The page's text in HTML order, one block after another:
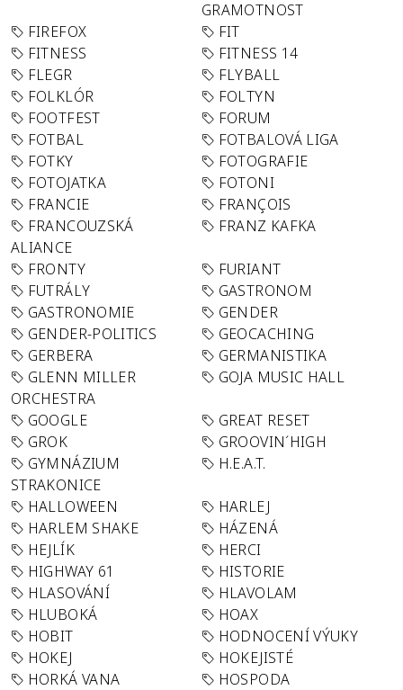
GRAMOTNOST
FIREFOX
FIT
FITNESS
FITNESS 14
FLEGR
FLYBALL
FOLKLÓR
FOLTYN
FOOTFEST
FORUM
FOTBAL
FOTBALOVÁ LIGA
FOTKY
FOTOGRAFIE
FOTOJATKA
FOTONI
FRANCIE
FRANÇOIS
FRANCOUZSKÁ
ALIANCE
FRANZ KAFKA
FRONTY
FURIANT
FUTRÁLY
GASTRONOM
GASTRONOMIE
GENDER
GENDER-POLITICS
GEOCACHING
GERBERA
GERMANISTIKA
GLENN MILLER
ORCHESTRA
GOJA MUSIC HALL
GOOGLE
GREAT RESET
GROK
GROOVIN´HIGH
GYMNÁZIUM
STRAKONICE
H.E.A.T.
HALLOWEEN
HARLEJ
HARLEM SHAKE
HÁZENÁ
HEJLÍK
HERCI
HIGHWAY 61
HISTORIE
HLASOVÁNÍ
HLAVOLAM
HLUBOKÁ
HOAX
HOBIT
HODNOCENÍ VÝUKY
HOKEJ
HOKEJISTÉ
HORKÁ VANA
HOSPODA